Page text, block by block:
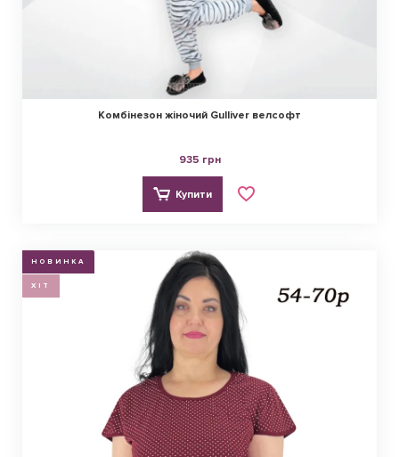
Комбінезон жіночий Gulliver велсофт
935 грн
Купити
НОВИНКА
ХІТ